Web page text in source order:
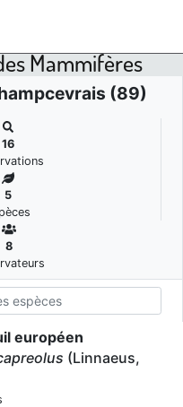
Mammifères
(89)
16
5
8
européen
(Linnaeus,